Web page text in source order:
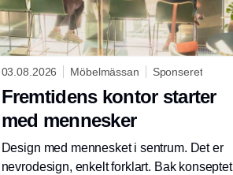
03.08.2026 Möbelmässan Sponseret
Fremtidens kontor starter
med mennesker
Design med mennesket i sentrum. Det er
nevrodesign, enkelt forklart. Bak konseptet